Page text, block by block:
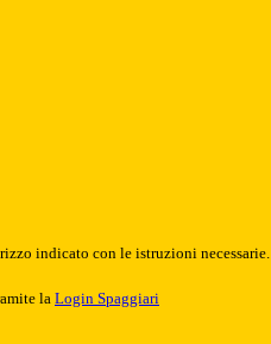
indicato con le istruzioni necessarie.
la Login Spaggiari